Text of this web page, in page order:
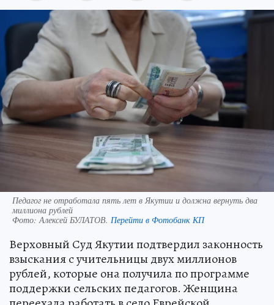
Педагог не отработала пять лет в Якутии и должна вернуть два
миллиона рублей
Фото: Алексей БУЛАТОВ. Перейти в Фотобанк КП
Верховный Суд Якутии подтвердил законность
взыскания с учительницы двух миллионов
рублей, которые она получила по программе
поддержки сельских педагогов. Женщина